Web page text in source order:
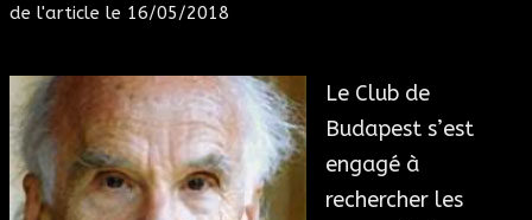
de l'article le 16/05/2018
Le Club de
Budapest s’est
engagé à
rechercher les